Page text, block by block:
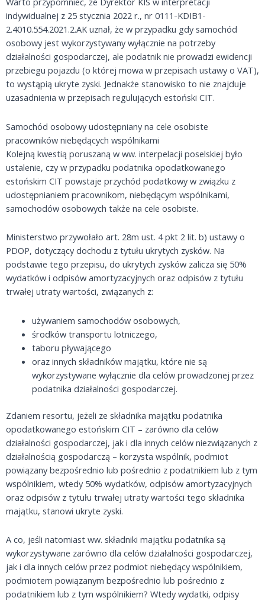
indywidualnej z 25 stycznia 2022 r., nr 0111-KDIB1-
2.4010.554.2021.2.AK uznał, że w przypadku gdy samochód
osobowy jest wykorzystywany wyłącznie na potrzeby
działalności gospodarczej, ale podatnik nie prowadzi ewidencji
przebiegu pojazdu (o której mowa w przepisach ustawy o VAT),
to wystąpią ukryte zyski. Jednakże stanowisko to nie znajduje
uzasadnienia w przepisach regulujących estoński CIT.
Samochód osobowy udostępniany na cele osobiste
pracowników niebędących wspólnikami
Kolejną kwestią poruszaną w ww. interpelacji poselskiej było
ustalenie, czy w przypadku podatnika opodatkowanego
estońskim CIT powstaje przychód podatkowy w związku z
udostępnianiem pracownikom, niebędącym wspólnikami,
samochodów osobowych także na cele osobiste.
Ministerstwo przywołało art. 28m ust. 4 pkt 2 lit. b) ustawy o
PDOP, dotyczący dochodu z tytułu ukrytych zysków. Na
podstawie tego przepisu, do ukrytych zysków zalicza się 50%
wydatków i odpisów amortyzacyjnych oraz odpisów z tytułu
trwałej utraty wartości, związanych z:
używaniem samochodów osobowych,
środków transportu lotniczego,
taboru pływającego
oraz innych składników majątku, które nie są
wykorzystywane wyłącznie dla celów prowadzonej przez
podatnika działalności gospodarczej.
Zdaniem resortu, jeżeli ze składnika majątku podatnika
opodatkowanego estońskim CIT – zarówno dla celów
działalności gospodarczej, jak i dla innych celów niezwiązanych z
działalnością gospodarczą – korzysta wspólnik, podmiot
powiązany bezpośrednio lub pośrednio z podatnikiem lub z tym
wspólnikiem, wtedy 50% wydatków, odpisów amortyzacyjnych
oraz odpisów z tytułu trwałej utraty wartości tego składnika
majątku, stanowi ukryte zyski.
A co, jeśli natomiast ww. składniki majątku podatnika są
wykorzystywane zarówno dla celów działalności gospodarczej,
jak i dla innych celów przez podmiot niebędący wspólnikiem,
podmiotem powiązanym bezpośrednio lub pośrednio z
podatnikiem lub z tym wspólnikiem? Wtedy wydatki, odpisy